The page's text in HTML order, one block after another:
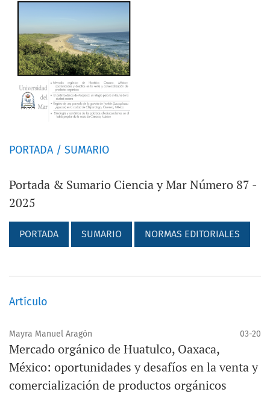
PORTADA / SUMARIO
Portada & Sumario Ciencia y Mar Número 87 -
2025
PORTADA SUMARIO NORMAS EDITORIALES
Artículo
Mayra Manuel Aragón 03-20
Mercado orgánico de Huatulco, Oaxaca,
México: oportunidades y desafíos en la venta y
comercialización de productos orgánicos